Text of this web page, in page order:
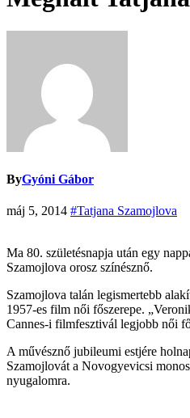
ByGyóni Gábor
máj 5, 2014 #Tatjana Szamojlova
Ma 80. születésnapja után egy
Szamojlova orosz színésznő.
Szamojlova talán legismertebb
1957-es film női főszerepe.
Cannes-i filmfesztivál legjobb női
A művésznő jubileumi estjére
Szamojlovát a Novogyevicsi
nyugalomra.